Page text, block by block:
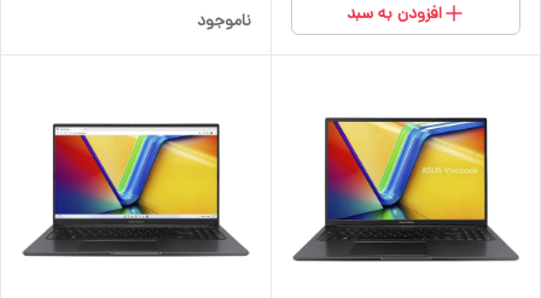
افزودن به سبد
ناموجود